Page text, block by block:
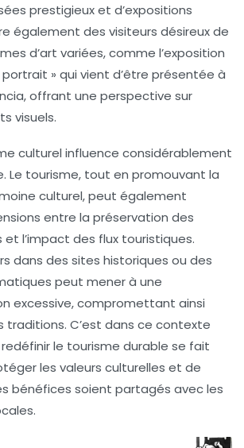
prestigieux et d’expositions
également des visiteurs désireux de
d’art variées, comme l’exposition
portrait » qui vient d’être présentée à
offrant une perspective sur
visuels.
culturel influence considérablement
Le tourisme, tout en promouvant la
culturel, peut également
entre la préservation des
l’impact des flux touristiques.
dans des sites historiques ou des
peut mener à une
excessive, compromettant ainsi
traditions. C’est dans ce contexte
le tourisme durable se fait
les valeurs culturelles et de
bénéfices soient partagés avec les